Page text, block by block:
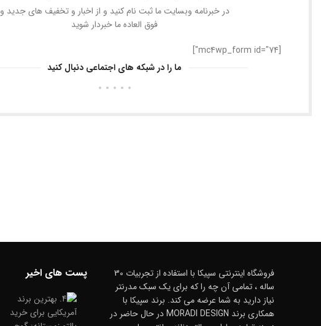
در خبرنامه وبسایت ما ثبت نام کنید و از اخبار و تخفیف های جدید و
فوق العاده ما خبردار شوید
[mc4wp_form id="74"]
ما را در شبکه های اجتماعی دنبال کنید
فروشگاه اینترنتی سپیکا با استفاده از تجربیات 30
ساله ، تمامی آن چه را که برای یک سبک مدرنتر
نیاز دارید به شما عرضه می کند. برند سپیکا با
همکاری برند MORADI DESIGN در حال حاضر در
پست های اخیر